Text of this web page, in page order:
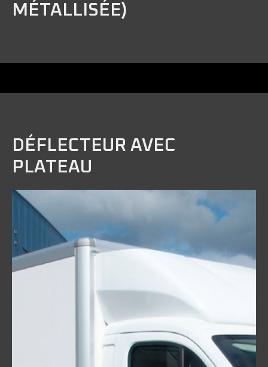
MÉTALLISÉE)
DÉFLECTEUR AVEC
PLATEAU